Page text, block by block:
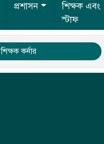
প্রশাসন
শিক্ষক এবং
স্টাফ
শিক্ষক কর্নার